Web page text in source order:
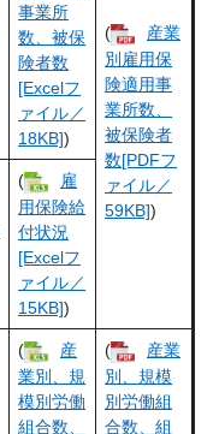
事業所
数、被保
険者数
[Excelフ
ァイル／
18KB])
(
産業
別雇用保
険適用事
業所数、
被保険者
数[PDFフ
ァイル／
59KB])
(
雇
用保険給
付状況
[Excelフ
ァイル／
15KB])
(
産
業別、規
模別労働
組合数、
(
産業
別、規模
別労働組
合数、組